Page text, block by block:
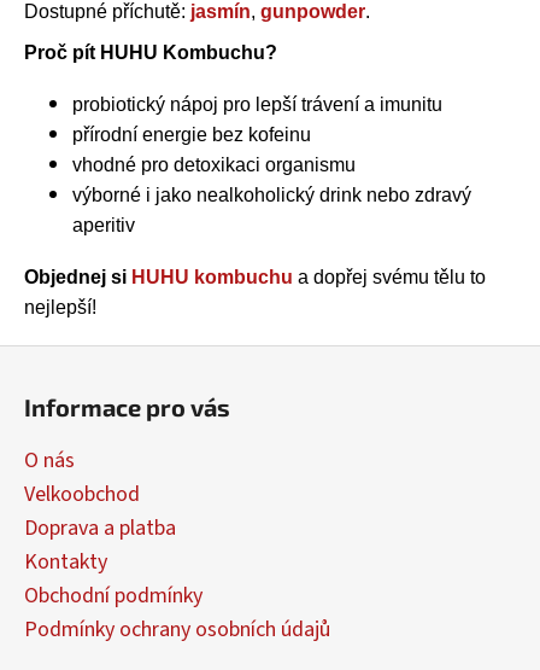
i
s
Dostupné příchutě: jasmín, gunpowder.
Proč pít HUHU Kombuchu?
probiotický nápoj pro lepší trávení a imunitu
přírodní energie bez kofeinu
vhodné pro detoxikaci organismu
výborné i jako nealkoholický drink nebo zdravý
aperitiv
Objednej si HUHU kombuchu a dopřej svému tělu to
nejlepší!
Informace pro vás
O nás
Velkoobchod
Doprava a platba
Kontakty
Obchodní podmínky
Podmínky ochrany osobních údajů